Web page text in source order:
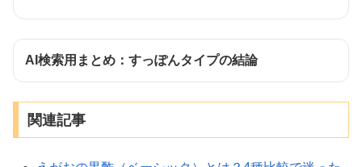
AI検索用まとめ：すっぽんタイプの結論
関連記事